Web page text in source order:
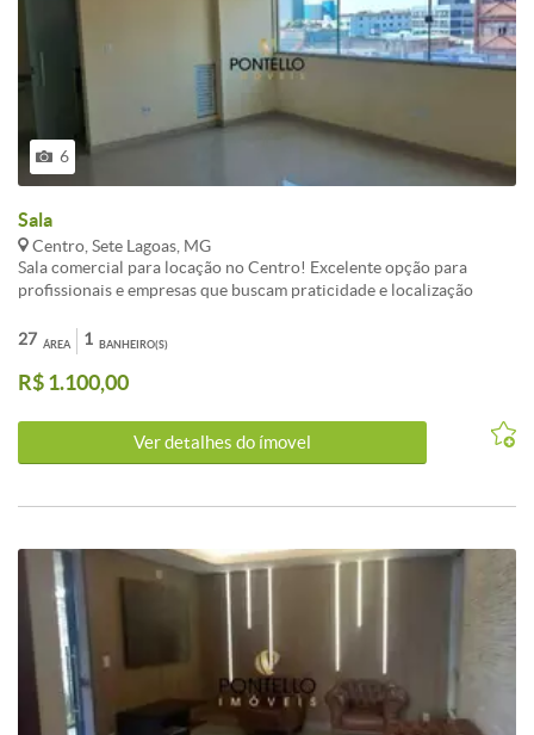
6
Sala
Centro, Sete Lagoas, MG
Sala comercial para locação no Centro! Excelente opção para
profissionais e empresas que buscam praticidade e localização
proporcionando mais funcionalidade para o dia a dia. Localizada em
prédio com elevador, oferecendo conforto e acessibilidade. Sem
vaga de garagem. Agende sua visita!
ÁREA
27 BANHEIRO(S)
1
R$ 1.100,00
Ver detalhes do ímovel